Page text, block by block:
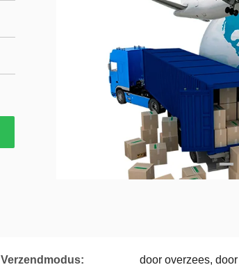
Verzendmodus: door overzees,